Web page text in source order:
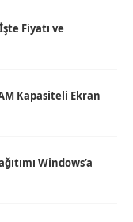
Fiyatı ve
Kapasiteli Ekran
Windows’a